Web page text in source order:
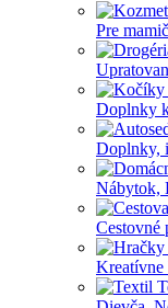
Pre
Doplnky
Doplnky,
Nábytok,
Cestovné
Kreatívne